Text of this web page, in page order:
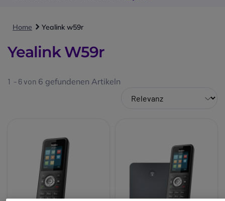
Home Yealink w59r
Yealink W59r
1 - 6 von 6 gefundenen Artikeln